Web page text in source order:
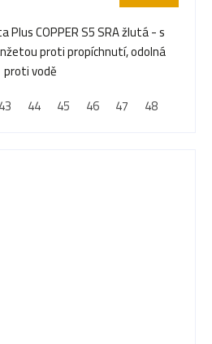
Plus COPPER S5 SRA žlutá - s
proti propíchnutí, odolná
proti vodě
43 44 45 46 47 48